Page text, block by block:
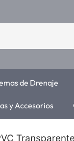
de Drenaje
y Accesorios